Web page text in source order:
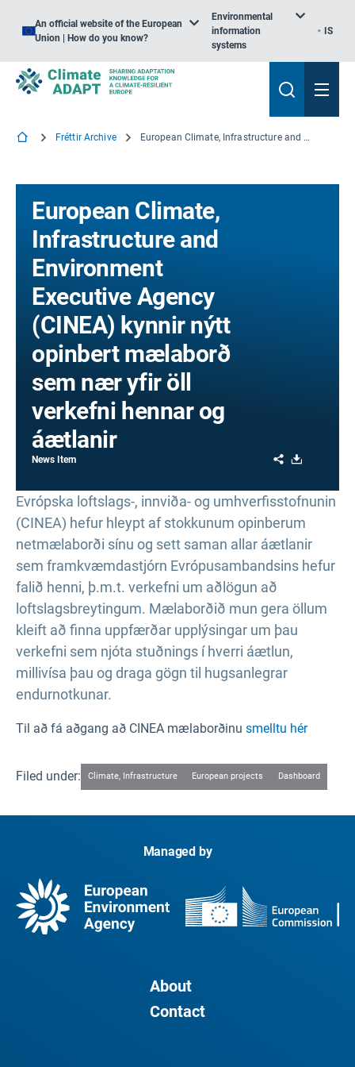
An official website of the European
Union | How do you know?
Environmental
information
systems
IS
Fréttir Archive European Climate, Infrastructure and Environment Executive Agency (CINEA) kynnir nýtt opinbert mælaborð sem nær yfir öll verkefni hennar og áætlanir
European Climate,
Infrastructure and
Environment
Executive Agency
(CINEA) kynnir nýtt
opinbert mælaborð
sem nær yfir öll
verkefni hennar og
áætlanir
News Item Share
Evrópska loftslags-, innviða- og umhverfisstofnunin
(CINEA) hefur hleypt af stokkunum opinberum
netmælaborði sínu og sett saman allar áætlanir
sem framkvæmdastjórn Evrópusambandsins hefur
falið henni, þ.m.t. verkefni um aðlögun að
loftslagsbreytingum. Mælaborðið mun gera öllum
kleift að finna uppfærðar upplýsingar um þau
verkefni sem njóta stuðnings í hverri áætlun,
millivísa þau og draga gögn til hugsanlegrar
endurnotkunar.
Til að fá aðgang að CINEA mælaborðinu smelltu hér
Filed under: Climate, Infrastructure European projects Dashboard
Managed by
About
Contact